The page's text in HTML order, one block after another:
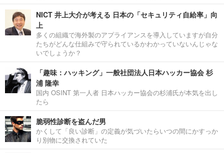
NICT 井上大介が考える 日本の「セキュリティ自給率」向
上
多くの組織で海外製のアプライアンスを導入していますが自分
たちがどんな仕組みで守られているかわかっていないんじゃな
いでしょうか？
「趣味：ハッキング」一般社団法人日本ハッカー協会 杉
浦 隆幸
国内 OSINT 第一人者 日本ハッカー協会の杉浦氏が本気を出し
たら
脆弱性診断を盗んだ男
かくして「良い診断」の定義が気づいたらいつの間にかすっか
り別物に交換されていた